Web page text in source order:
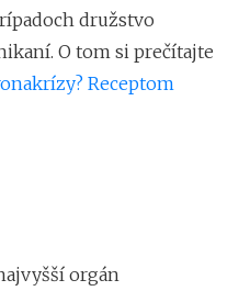
družstvo
O tom si prečítajte
Receptom
orgán